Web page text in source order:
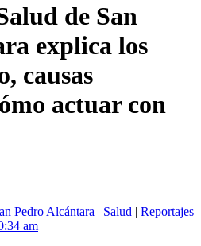
de San
explica los
causas
actuar con
Pedro Alcántara | Salud | Reportajes
am